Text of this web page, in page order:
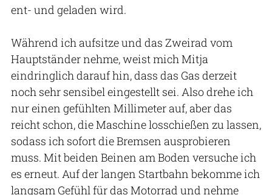
ent- und geladen wird.
Während ich aufsitze und das Zweirad vom
Hauptständer nehme, weist mich Mitja
eindringlich darauf hin, dass das Gas derzeit
noch sehr sensibel eingestellt sei. Also drehe ich
nur einen gefühlten Millimeter auf, aber das
reicht schon, die Maschine losschießen zu lassen,
sodass ich sofort die Bremsen ausprobieren
muss. Mit beiden Beinen am Boden versuche ich
es erneut. Auf der langen Startbahn bekomme ich
langsam Gefühl für das Motorrad und nehme